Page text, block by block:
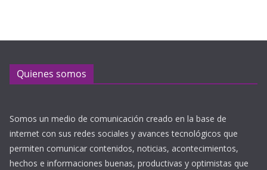
Quienes somos
Somos un medio de comunicación creado en la base de
internet con sus redes sociales y avances tecnológicos que
permiten comunicar contenidos, noticias, acontecimientos,
hechos e informaciones buenas, productivas y optimistas que